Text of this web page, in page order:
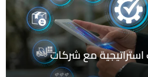
استراتيجية مع شركات